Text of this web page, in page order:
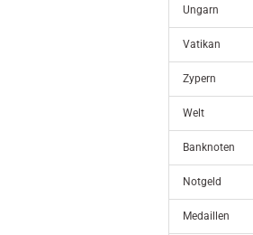
Ungarn
Vatikan
Zypern
Welt
Banknoten
Notgeld
Medaillen